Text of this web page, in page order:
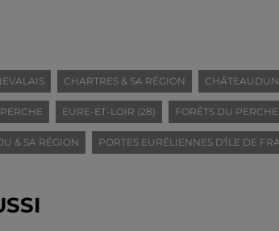
CHARTRES & SA RÉGION
EURE-ET-LOIR (28) FORÊTS DU PERCHE
& SA RÉGION PORTES EURÉLIENNES D'ÎLE DE